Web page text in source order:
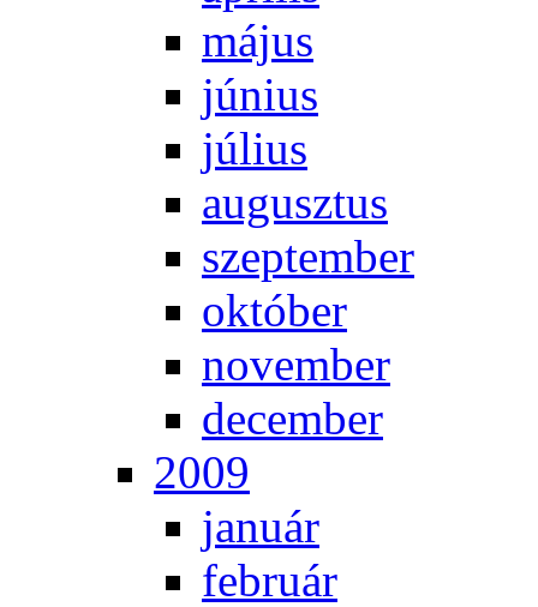
má­jus
jú­ni­us
jú­li­us
au­gusz­tus
szep­tem­ber
ok­tó­ber
no­vem­ber
de­cem­ber
2009
ja­nu­ár
feb­ru­ár